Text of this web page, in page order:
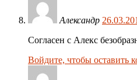
Александр
Согласен с Алекс
Войдите, чтобы оставить